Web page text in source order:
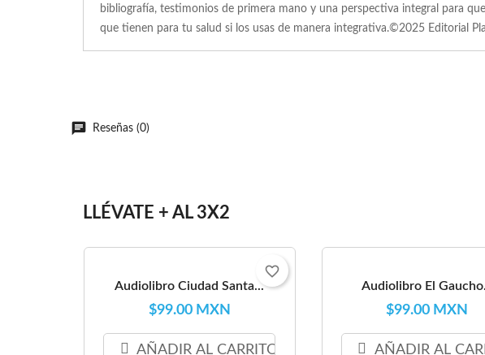
bibliografía, testimonios de primera mano y una perspectiva integral para
que tienen para tu salud si los usas de manera integrativa.©2025 Editorial
Reseñas (0)
LLÉVATE + AL 3X2
Audiolibro Ciudad Santa...
$99.00 MXN
AÑADIR AL CARRITO
favorite_border
Audiolibro El
$99.00 MXN
AÑADIR AL